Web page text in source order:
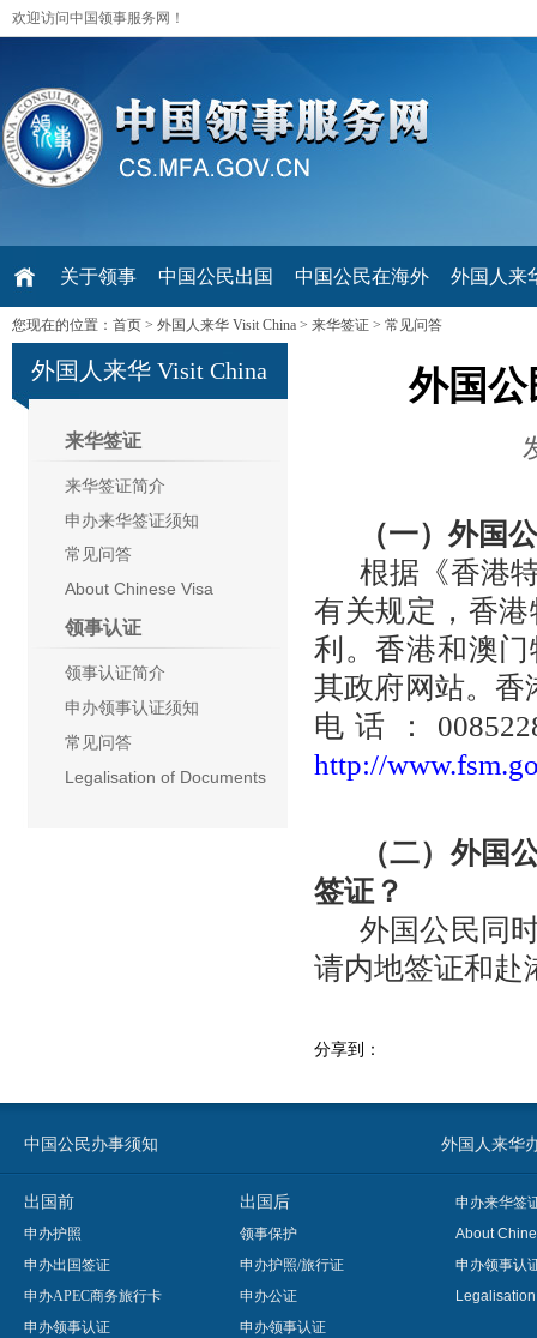
欢迎访问中国领事服务网！
关于领事 中国公民出国 中国公民在海外 外国人来
您现在的位置： 首页 > 外国人来华 Visit China > 来华签证 > 常见问答
外国人来华 Visit China
来华签证
来华签证简介
申办来华签证须知
常见问答
About Chinese Visa
领事认证
领事认证简介
申办领事认证须知
常见问答
Legalisation of Documents
外国
（一）外国
根据《香港特
有关规定，香
利。香港和澳
其政府网站。香
电话：
http://
（二）外国
签证？
外国公民同时
请内地签证和赴
分享到：
中国公民办事须知 外国人来华
出国前
申办护照
申办出国签证
申办APEC商务旅行卡
申办领事认证
出国后
领事保护
申办护照/旅行证
申办公证
申办领事认证
申办来华签
About
申办领事认